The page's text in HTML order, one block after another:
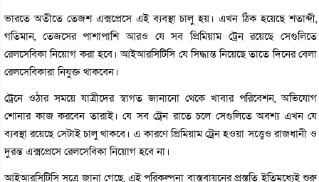
ভারতে অতীতে তেজশ এক্সপ্রেসে এই ব্যবস্থা চালু হয়। এখন ঠিক হয়েছে শতাব্দী,
গতিমান, তেজসের পাশাপাশি আরও যে সব প্রিমিয়াম ট্রেন রয়েছে সেগুলিতে
রেলসেবিকা নিয়োগ করা হবে। আইআরসিটিসি যে সিদ্ধান্ত নিয়েছে তাতে দিনের বেলা
রেলসেবিকারা নিযুক্ত থাকবেন।
ট্রেনে ওঠার সময়ে যাত্রীদের স্বাগত জানানো থেকে খাবার পরিবেশন, অভিযোগ
শোনার কাজ করবেন তারাই। যে সব ট্রেন রাতে চলে সেগুলিতে অবশ্য এখন যে
ব্যবস্থা রয়েছে সেটাই চালু থাকবে। এ কারণে প্রিমিয়াম ট্রেন হওয়া সত্ত্বেও রাজধানী ও
দুরন্ত এক্সপ্রেসে রেলসেবিকা নিয়োগ হবে না।
আইআরসিটিসি সূত্রে জানা গেছে, এই পরিকল্পনা বাস্তবায়নের প্রস্তুতি ইতিমধ্যেই শুরু